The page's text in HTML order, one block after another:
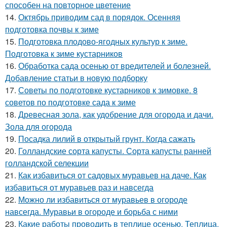
способен на повторное цветение
14. Октябрь приводим сад в порядок. Осенняя
подготовка почвы к зиме
15. Подготовка плодово-ягодных культур к зиме.
Подготовка к зиме кустарников
16. Обработка сада осенью от вредителей и болезней.
Добавление статьи в новую подборку
17. Советы по подготовке кустарников к зимовке. 8
советов по подготовке сада к зиме
18. Древесная зола, как удобрение для огорода и дачи.
Зола для огорода
19. Посадка лилий в открытый грунт. Когда сажать
20. Голландские сорта капусты. Сорта капусты ранней
голландской селекции
21. Как избавиться от садовых муравьев на даче. Как
избавиться от муравьев раз и навсегда
22. Можно ли избавиться от муравьев в огороде
навсегда. Муравьи в огороде и борьба с ними
23. Какие работы проводить в теплице осенью. Теплица.